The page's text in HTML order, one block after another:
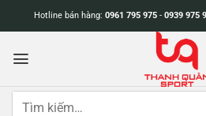
dung
Hotline bán hàng: 0961 795 975 - 0939 975
Tìm